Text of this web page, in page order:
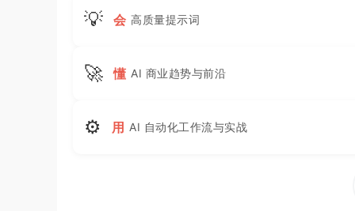
💡 会 高质量提示词
🚀 懂 AI 商业趋势与前沿
⚙ 用 AI 自动化工作流与实战